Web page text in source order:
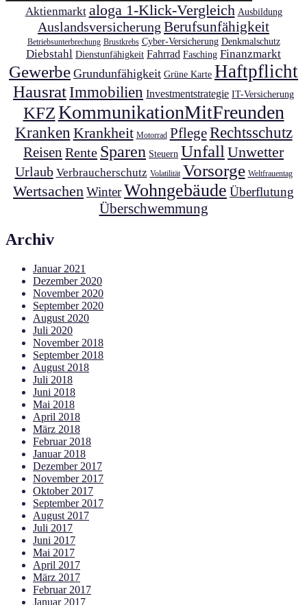
Aktienmarkt aloga 1-Klick-Vergleich Ausbildung
Auslandsversicherung Berufsunfähigkeit
Betriebsunterbrechung Brustkrebs Cyber-Versicherung Denkmalschutz
Diebstahl Dienstunfähigkeit Fahrrad Fasching Finanzmarkt
Gewerbe Grundunfähigkeit Grüne Karte Haftpflicht
HausratImmobilien Investmentstrategie IT-Versicherung
KFZKommunikationMitFreunden
Kranken Krankheit Motorrad Pflege Rechtsschutz
Reisen Rente Sparen Steuern Unfall Unwetter
Urlaub Verbraucherschutz Volatilität Vorsorge Weltfrauentag
Wertsachen WinterWohngebäude Überflutung
Überschwemmung
Archiv
Januar 2021
Dezember 2020
November 2020
September 2020
August 2020
Juli 2020
November 2018
September 2018
August 2018
Juli 2018
Juni 2018
Mai 2018
April 2018
März 2018
Februar 2018
Januar 2018
Dezember 2017
November 2017
Oktober 2017
September 2017
August 2017
Juli 2017
Juni 2017
Mai 2017
April 2017
März 2017
Februar 2017
Januar 2017